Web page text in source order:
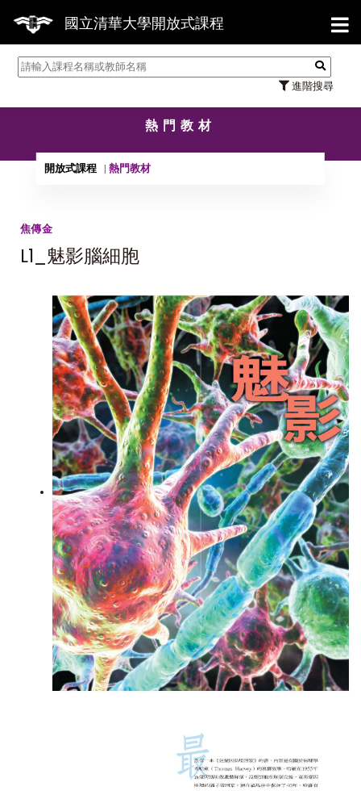
國立清華大學開放式課程
進階搜尋
【
熱門教材
開放式課程 熱門教材
焦傳金
L1_魅影腦細胞